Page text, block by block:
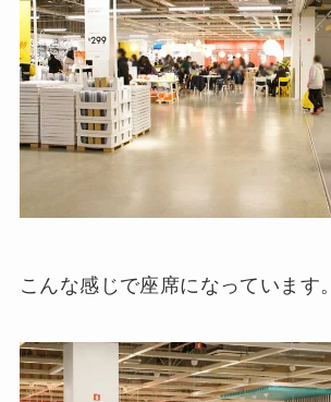
こんな感じで座席になっています。